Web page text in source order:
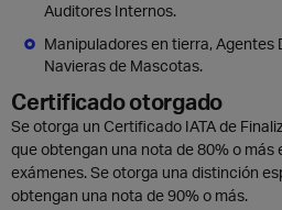
Auditores Internos.
Manipuladores en tierra,
Navieras de Mascotas.
Certificado otorgado
Se otorga un Certificado IATA de
que obtengan una nota de 80% o más
exámenes. Se otorga una distinción
obtengan una nota de 90% o más.